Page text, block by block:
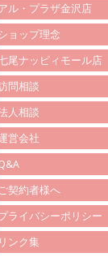
ル・プラザ金沢店
ョップ理念
尾ナッピィモール店
問相談
人相談
営会社
契約者様へ
ライバシーポリシー
リンク集